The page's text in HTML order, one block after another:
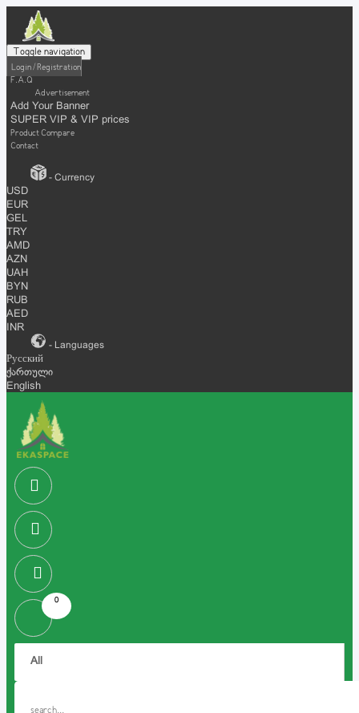
Toggle navigation
Login / Registration
F.A.Q
Advertisement
Add Your Banner
SUPER VIP & VIP prices
Product Compare
Contact
- Currency
USD
EUR
GEL
TRY
AMD
AZN
UAH
BYN
RUB
AED
INR
- Languages
Русский
ქართული
English
0